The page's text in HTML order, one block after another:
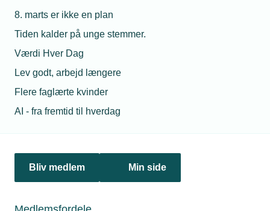
8. marts er ikke en plan
Tiden kalder på unge stemmer.
Værdi Hver Dag
Lev godt, arbejd længere
Flere faglærte kvinder
AI - fra fremtid til hverdag
Bliv medlem Min side
Politik & analyse
jura@tekniq.dk
tekniq@tekniq.dk